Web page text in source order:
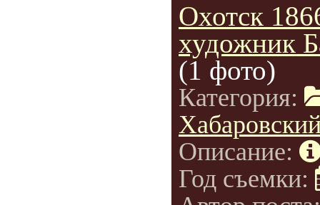
Охотск
художник
(1 фото)
Категория:
Описание:
Год съемки: